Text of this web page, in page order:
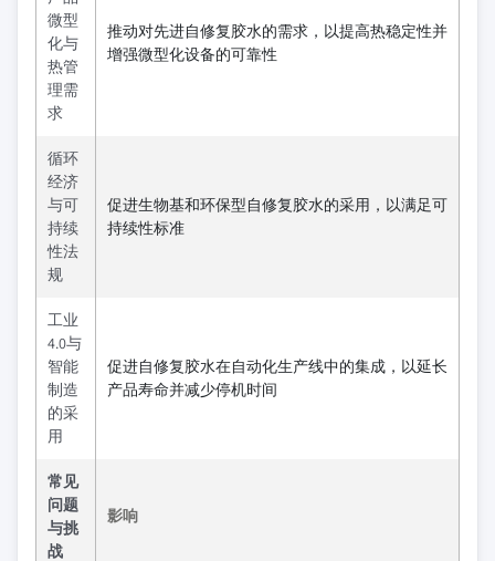
微型
化与
热管
理需
求
推动对先进自修复胶水的需求，以提高热稳定性并
增强微型化设备的可靠性
循环
经济
与可
持续
性法
规
促进生物基和环保型自修复胶水的采用，以满足可
持续性标准
工业
4.0与
智能
制造
的采
用
促进自修复胶水在自动化生产线中的集成，以延长
产品寿命并减少停机时间
常见
问题
与挑
战
影响